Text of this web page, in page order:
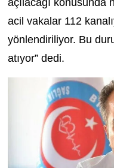
açılacağı konusunda
acil vakalar 112
yönlendiriliyor. Bu
atıyor” dedi.